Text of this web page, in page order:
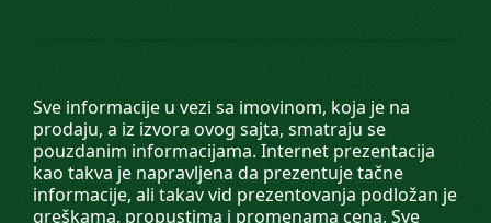
Sve informacije u vezi sa imovinom, koja je na
prodaju, a iz izvora ovog sajta, smatraju se
pouzdanim informacijama. Internet prezentacija
kao takva je napravljena da prezentuje tačne
informacije, ali takav vid prezentovanja podložan je
greškama, propustima i promenama cena. Sve